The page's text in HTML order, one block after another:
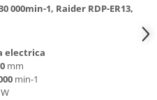
000min-1, Raider RDP-ER13,
electrica
mm
min-1
W